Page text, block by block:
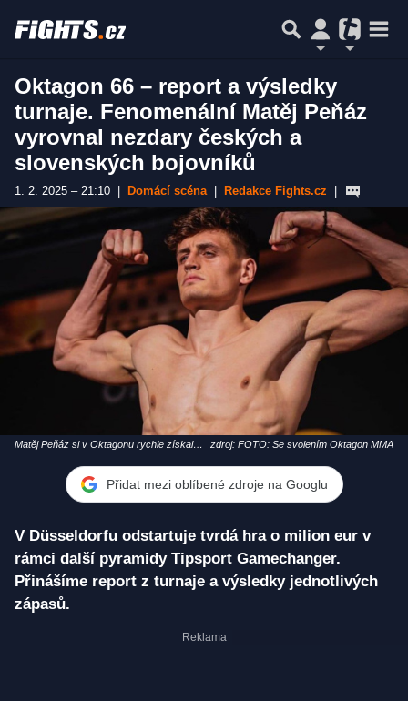
Oktagon 66 – report a výsledky
turnaje. Fenomenální Matěj Peňáz
vyrovnal nezdary českých a
slovenských bojovníků
1. 2. 2025 – 21:10 Domácí scéna Redakce Fights.cz
Matěj Peňáz si v Oktagonu rychle získal
zdroj: FOTO: Se svolením Oktagon MMA
Přidat mezi oblíbené zdroje na Googlu
V Düsseldorfu odstartuje tvrdá hra o milion eur v
rámci další pyramidy Tipsport Gamechanger.
Přinášíme report z turnaje a výsledky jednotlivých
zápasů.